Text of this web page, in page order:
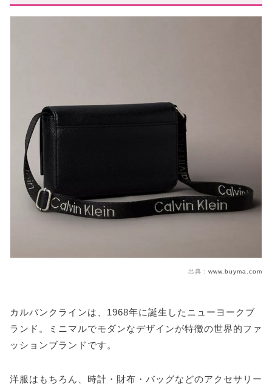
LV04G3178G PCG バッグ
ボディバッグ
スタハ編集部の「高コスパ・バッグ」レビュー動
1万円台で手に入るカルバンクラインのバッグ
出典： www.buyma.com
カルバンクラインは、1968年に誕生したニューヨークブ
ランド。ミニマルでモダンなデザインが特徴の世界的ファ
ッションブランドです。
洋服はもちろん、時計・財布・バッグなどのアクセサリー